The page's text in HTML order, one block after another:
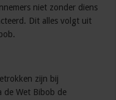
niet zonder diens
Dit alles volgt uit
zijn bij
de Wet Bibob de